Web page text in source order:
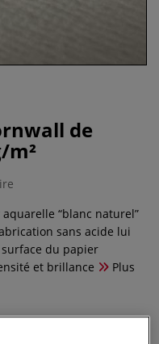
de
m²
“blanc naturel”
sans acide lui
du papier
et brillance
Plus